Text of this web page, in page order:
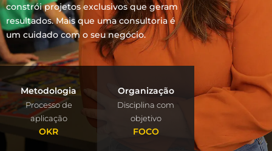
constrói projetos exclusivos que geram
resultados. Mais que uma consultoria é
um cuidado com o seu negócio.
Metodologia
Processo de
aplicação
OKR
Organização
Disciplina com
objetivo
FOCO